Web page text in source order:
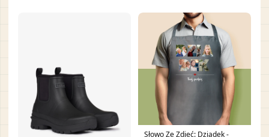
Słowo Ze Zdjęć: Dziadek -